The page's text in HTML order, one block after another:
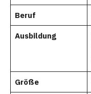
Beruf
Ausbildung
Größe